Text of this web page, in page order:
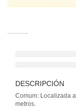
DESCRIPCIÓN
Comum: Localizada
metros.